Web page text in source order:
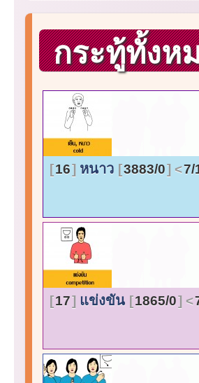
กระทู้ทั้งห
16 หนาว 3883/0 7/
17 แข่งขัน 1865/0